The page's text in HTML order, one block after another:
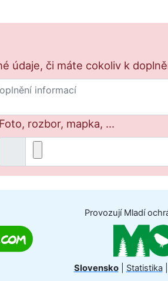
údaje, či máte cokoliv k
Foto, rozbor, mapka, ...
Provozují Mladí
Slovensko| Statistika|